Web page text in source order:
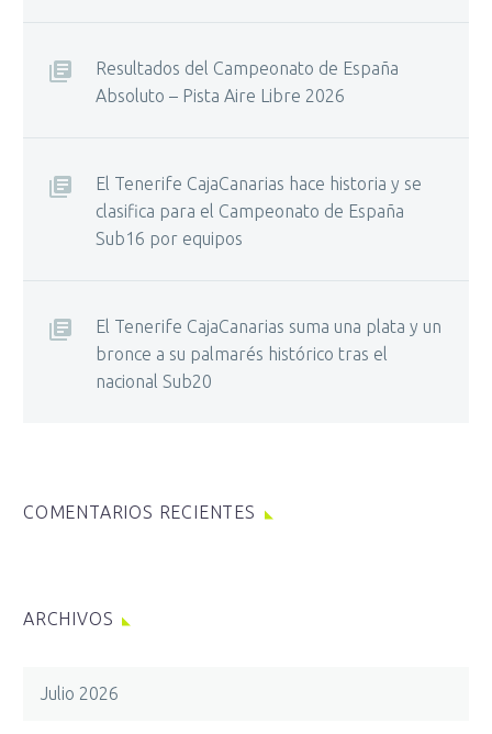
Resultados del Campeonato de España
Absoluto – Pista Aire Libre 2026
El Tenerife CajaCanarias hace historia y se
clasifica para el Campeonato de España
Sub16 por equipos
El Tenerife CajaCanarias suma una plata y un
bronce a su palmarés histórico tras el
nacional Sub20
COMENTARIOS RECIENTES
ARCHIVOS
Julio 2026